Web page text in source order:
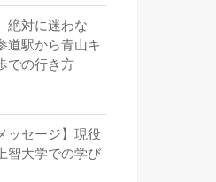
絶対に迷わな
道駅から青山キ
での行き方
ッセージ】現役
智大学での学び